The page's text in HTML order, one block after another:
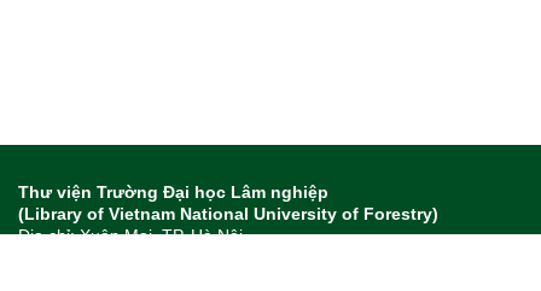
Thư viện Trường Đại học Lâm nghiệp
(Library of Vietnam National University of Forestry)
Địa chỉ: Xuân Mai, TP. Hà Nội